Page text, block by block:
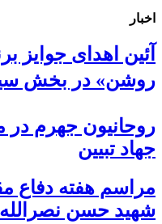
اخبار
آئین اهدای جوایز
روشن» در بخش
روحانیون جهرم در
جهاد تبیین
مراسم هفته دفاع
شهید حسن